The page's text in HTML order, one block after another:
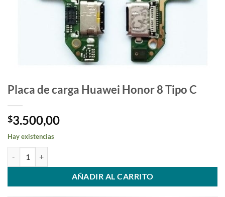
Placa de carga Huawei Honor 8 Tipo C
$3.500,00
Hay existencias
AÑADIR AL CARRITO